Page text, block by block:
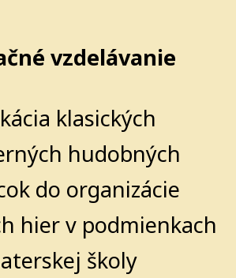
vzdelávanie
klasických
hudobných
do organizácie
hier v podmienkach
školy